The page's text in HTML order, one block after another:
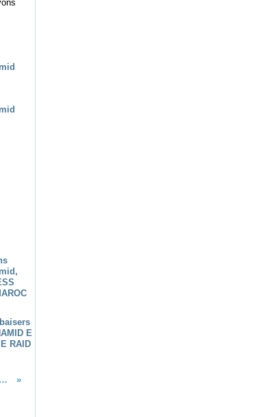
E
RAID
RZR Maverick 1000 turbo, buggy rage, 4x4 toyota range rover tomcat bowler nissan et tous les quad et moto ktm factory buggy predator...